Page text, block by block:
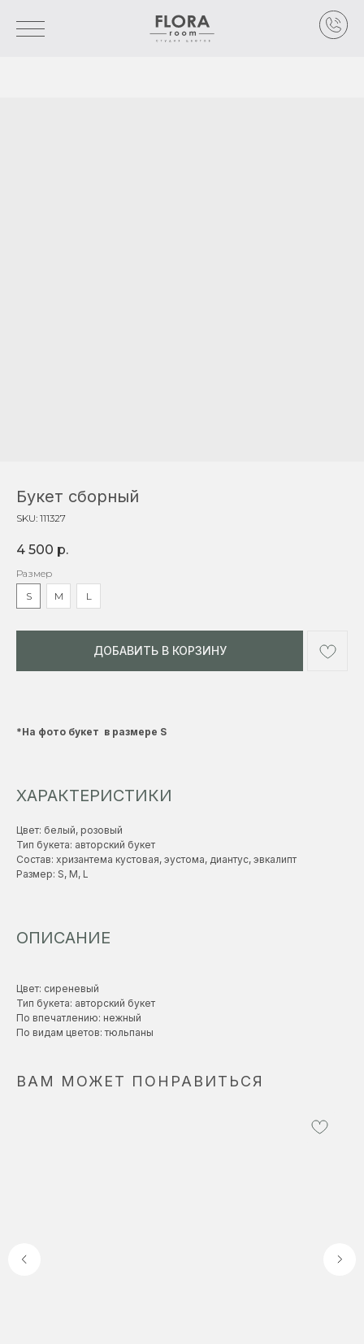
Букет сборный
SKU: 111327
4 500 р.
Размер
S
M L
ДОБАВИТЬ В КОРЗИНУ
*На фото букет в размере S
ХАРАКТЕРИСТИКИ
Цвет: белый, розовый
Тип букета: авторский букет
Состав: хризантема кустовая, эустома, диантус, эвкалипт
Размер: S, M, L
ОПИСАНИЕ
Цвет: сиреневый
Тип букета: авторский букет
По впечатлению: нежный
По видам цветов: тюльпаны
ВАМ МОЖЕТ ПОНРАВИТЬСЯ